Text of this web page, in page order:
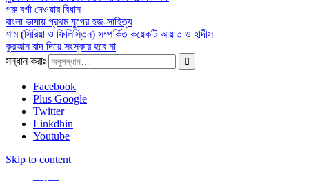
গরু বর্গা দেওয়ার বিধান
বাংলা ভাষায় প্রথম যুগের হজ-সাহিত্য
শাম (সিরিয়া ও ফিলিস্তিন) সম্পর্কিত কয়েকটি আয়াত ও হাদীস
কুরআন বাদ দিয়ে সংস্কার হবে না
সন্ধান করাঃ
Facebook
Plus Google
Twitter
Linkdhin
Youtube
Skip to content